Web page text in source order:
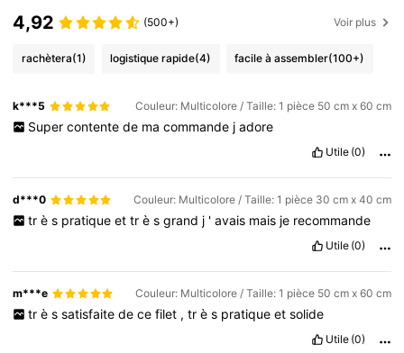
4,92 (500+) Voir plus
rachètera(1) logistique rapide(4) facile à assembler(100+)
k***5 Couleur: Multicolore / Taille: 1 pièce 50 cm x 60 cm
Super contente de ma commande j adore
Utile (0)
d***0 Couleur: Multicolore / Taille: 1 pièce 30 cm x 40 cm
tr è s pratique et tr è s grand j ' avais mais je recommande
Utile (0)
m***e Couleur: Multicolore / Taille: 1 pièce 50 cm x 60 cm
tr è s satisfaite de ce filet , tr è s pratique et solide
Utile (0)